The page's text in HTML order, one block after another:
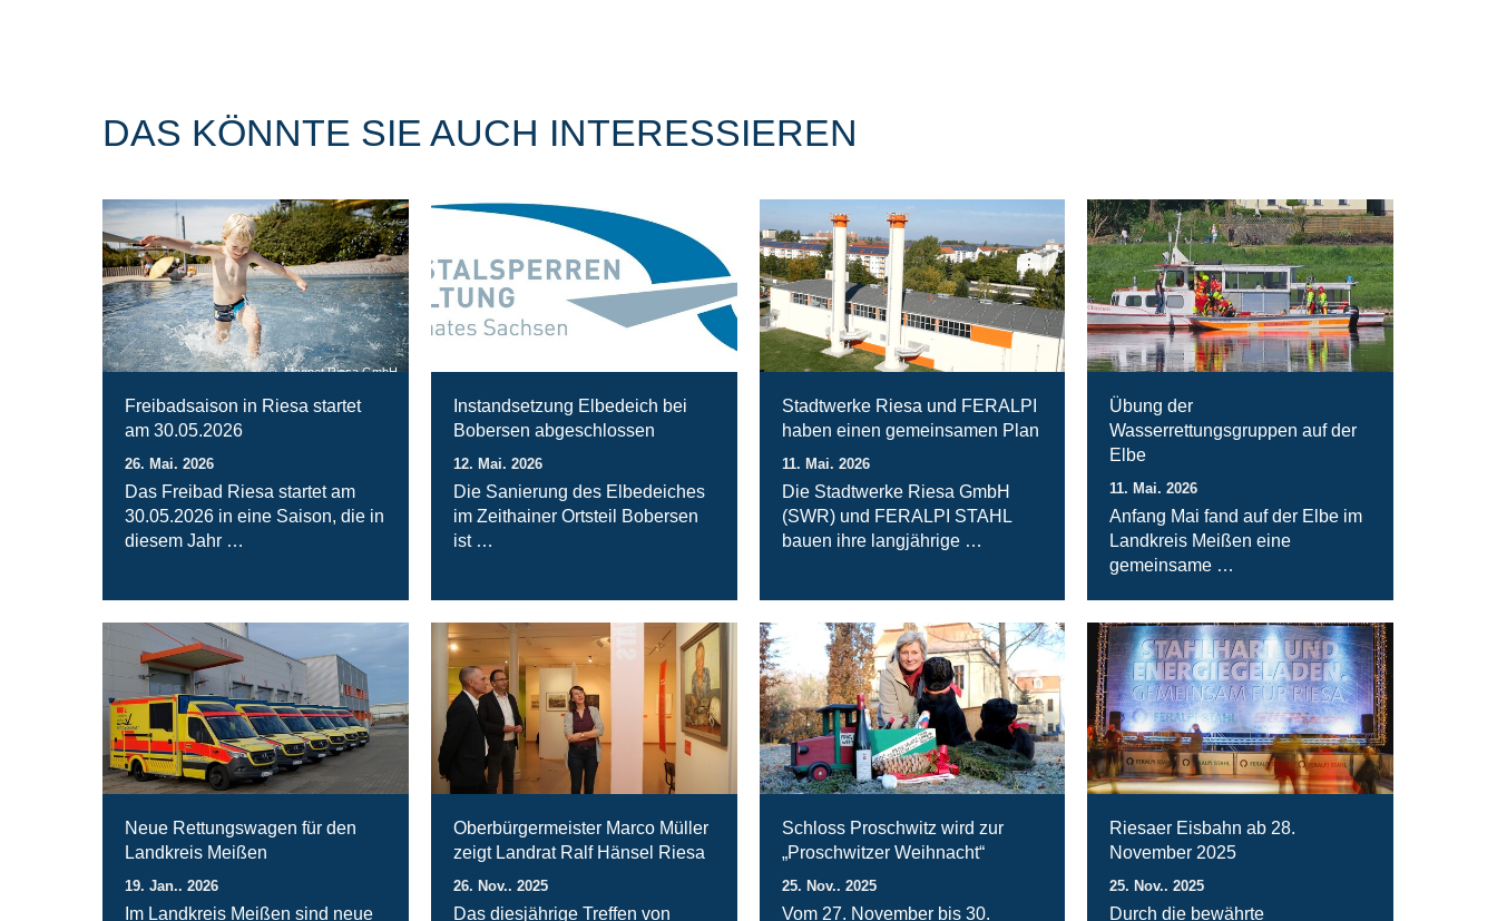
DAS KÖNNTE SIE AUCH INTERESSIEREN
Magnet Riesa GmbH
Freibadsaison in Riesa startet
am 30.05.2026
26. Mai. 2026
Das Freibad Riesa startet am
30.05.2026 in eine Saison, die in
diesem Jahr …
Instandsetzung Elbedeich bei
Bobersen abgeschlossen
12. Mai. 2026
Die Sanierung des Elbedeiches
im Zeithainer Ortsteil Bobersen
ist …
Stadtwerke Riesa und FERALPI
haben einen gemeinsamen Plan
11. Mai. 2026
Die Stadtwerke Riesa GmbH
(SWR) und FERALPI STAHL
bauen ihre langjährige …
Übung der
Wasserrettungsgruppen auf der
Elbe
11. Mai. 2026
Anfang Mai fand auf der Elbe im
Landkreis Meißen eine
gemeinsame …
Neue Rettungswagen für den
Landkreis Meißen
19. Jan.. 2026
Im Landkreis Meißen sind neue
Oberbürgermeister Marco Müller
zeigt Landrat Ralf Hänsel Riesa
26. Nov.. 2025
Das diesjährige Treffen von
Schloss Proschwitz wird zur
„Proschwitzer Weihnacht“
25. Nov.. 2025
Vom 27. November bis 30.
Riesaer Eisbahn ab 28.
November 2025
25. Nov.. 2025
Durch die bewährte